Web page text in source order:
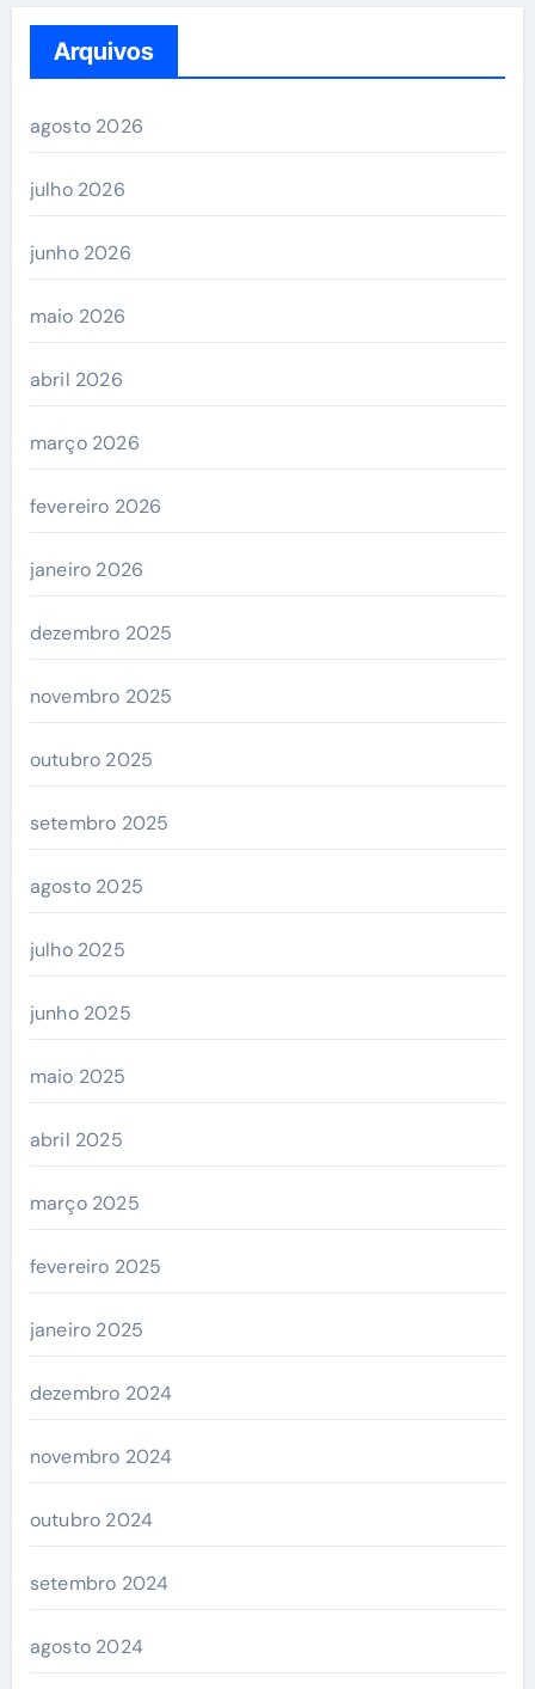
Arquivos
agosto 2026
julho 2026
junho 2026
maio 2026
abril 2026
março 2026
fevereiro 2026
janeiro 2026
dezembro 2025
novembro 2025
outubro 2025
setembro 2025
agosto 2025
julho 2025
junho 2025
maio 2025
abril 2025
março 2025
fevereiro 2025
janeiro 2025
dezembro 2024
novembro 2024
outubro 2024
setembro 2024
agosto 2024